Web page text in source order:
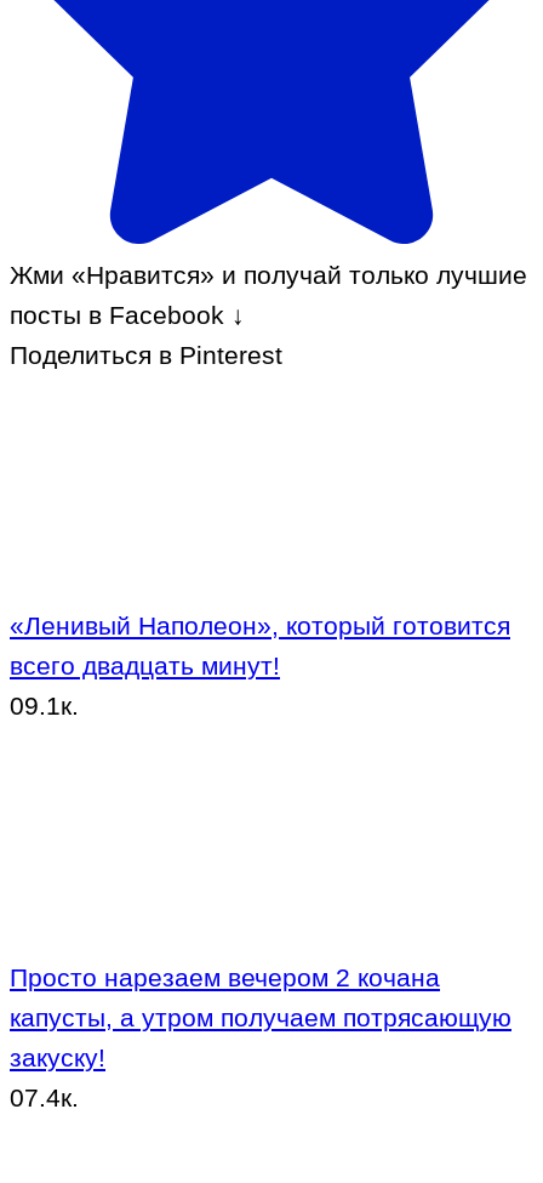
Жми «Нравится» и получай только лучшие
посты в Facebook ↓
Поделиться в Pinterest
«Ленивый Наполеон», который готовится
всего двадцать минут!
09.1к.
Просто нарезаем вечером 2 кочана
капусты, а утром получаем потрясающую
закуску!
07.4к.